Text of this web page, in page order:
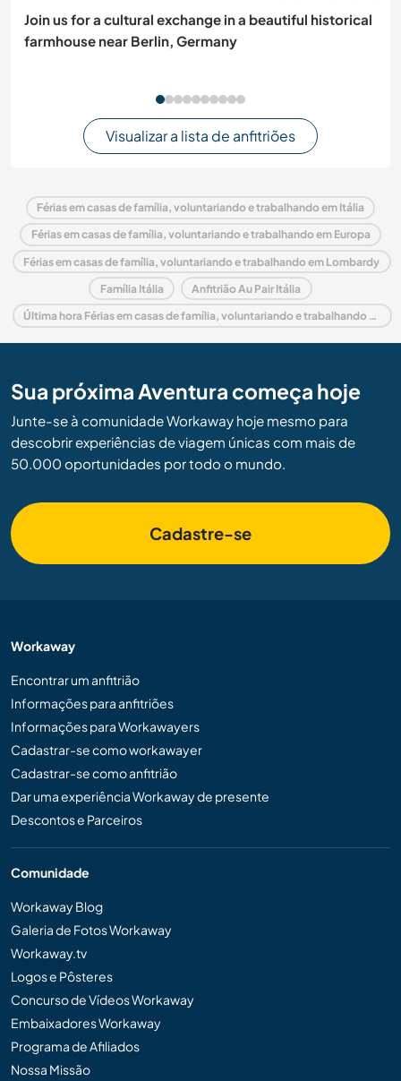
Join us for a cultural exchange in a beautiful historical
farmhouse near Berlin, Germany
Visualizar a lista de anfitriões
Férias em casas de família, voluntariando e trabalhando em Itália
Férias em casas de família, voluntariando e trabalhando em Europa
Férias em casas de família, voluntariando e trabalhando em Lombardy
Família Itália Anfitrião Au Pair Itália
Última hora Férias em casas de família, voluntariando e trabalhando em Itália
Sua próxima Aventura começa hoje
Junte-se à comunidade Workaway hoje mesmo para
descobrir experiências de viagem únicas com mais de
50.000 oportunidades por todo o mundo.
Cadastre-se
Workaway
Encontrar um anfitrião
Informações para anfitriões
Informações para Workawayers
Cadastrar-se como workawayer
Cadastrar-se como anfitrião
Dar uma experiência Workaway de presente
Descontos e Parceiros
Comunidade
Workaway Blog
Galeria de Fotos Workaway
Workaway.tv
Logos e Pôsteres
Concurso de Vídeos Workaway
Embaixadores Workaway
Programa de Afiliados
Nossa Missão